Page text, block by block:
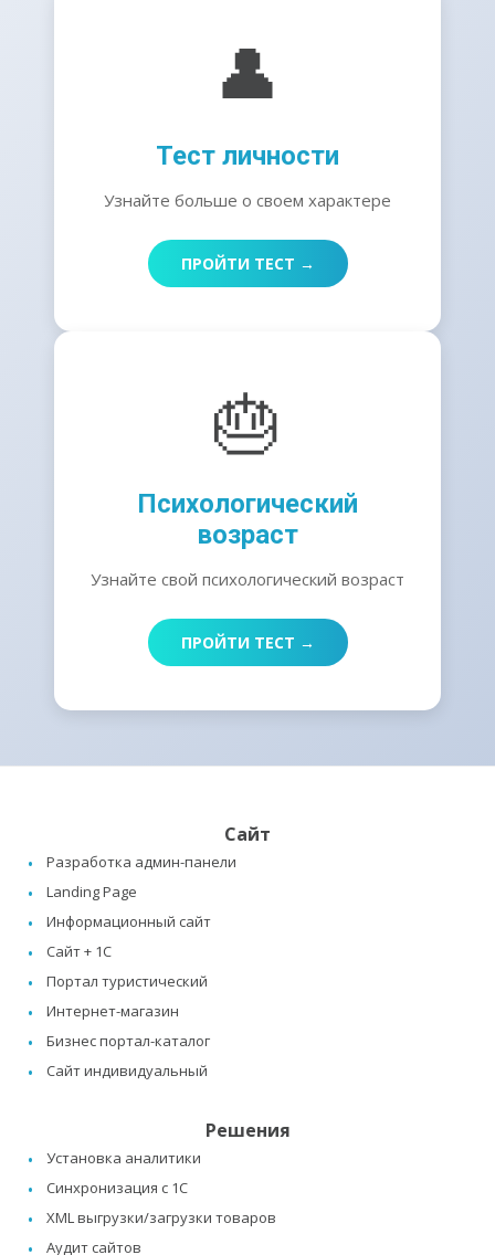
👤
Тест личности
Узнайте больше о своем характере
ПРОЙТИ ТЕСТ →
🎂
Психологический
возраст
Узнайте свой психологический возраст
ПРОЙТИ ТЕСТ →
Сайт
Разработка админ-панели
Landing Page
Информационный сайт
Сайт + 1C
Портал туристический
Интернет-магазин
Бизнес портал-каталог
Сайт индивидуальный
Решения
Установка аналитики
Синхронизация с 1C
XML выгрузки/загрузки товаров
Аудит сайтов